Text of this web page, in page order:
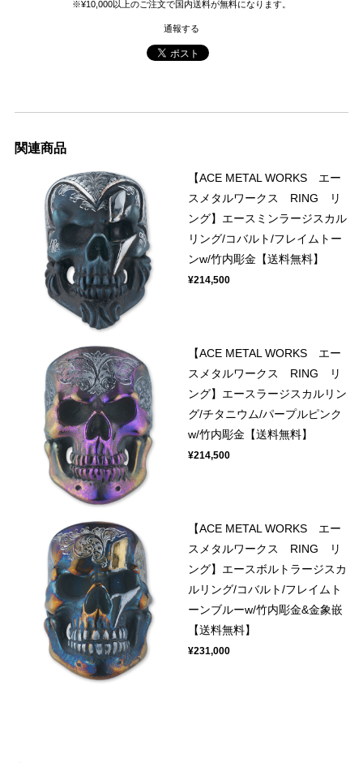
※¥10,000以上のご注文で国内送料が無料になります。
通報する
関連商品
【ACE METAL WORKS エー
スメタルワークス RING リ
ング】エースミンラージスカル
リング/コバルト/フレイムトー
ンw/竹内彫金【送料無料】
¥214,500
【ACE METAL WORKS エー
スメタルワークス RING リ
ング】エースラージスカルリン
グ/チタニウム/パープルピンク
w/竹内彫金【送料無料】
¥214,500
【ACE METAL WORKS エー
スメタルワークス RING リ
ング】エースボルトラージスカ
ルリング/コバルト/フレイムト
ーンブルーw/竹内彫金&金象嵌
【送料無料】
¥231,000